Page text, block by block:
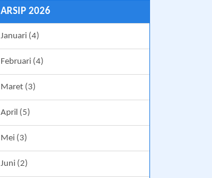
ARSIP 2026
Januari (4)
Februari (4)
Maret (3)
April (5)
Mei (3)
Juni (2)